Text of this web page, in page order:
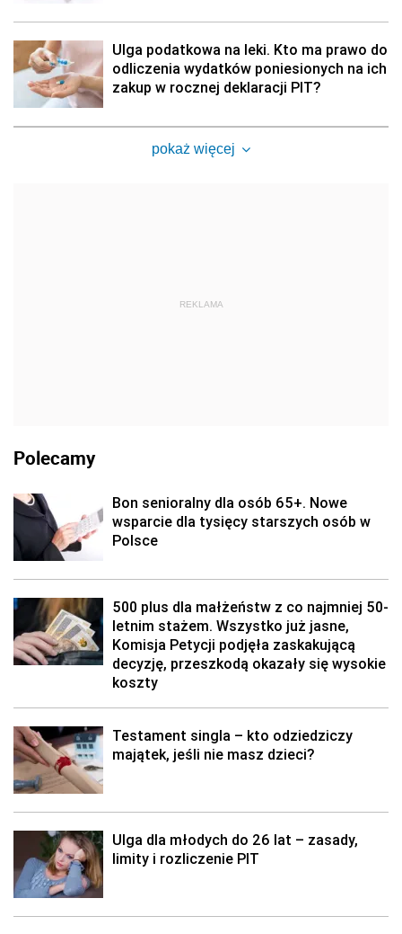
Ulga podatkowa na leki. Kto ma prawo do
odliczenia wydatków poniesionych na ich
zakup w rocznej deklaracji PIT?
pokaż więcej
REKLAMA
Polecamy
Bon senioralny dla osób 65+. Nowe
wsparcie dla tysięcy starszych osób w
Polsce
500 plus dla małżeństw z co najmniej 50-
letnim stażem. Wszystko już jasne,
Komisja Petycji podjęła zaskakującą
decyzję, przeszkodą okazały się wysokie
koszty
Testament singla – kto odziedziczy
majątek, jeśli nie masz dzieci?
Ulga dla młodych do 26 lat – zasady,
limity i rozliczenie PIT